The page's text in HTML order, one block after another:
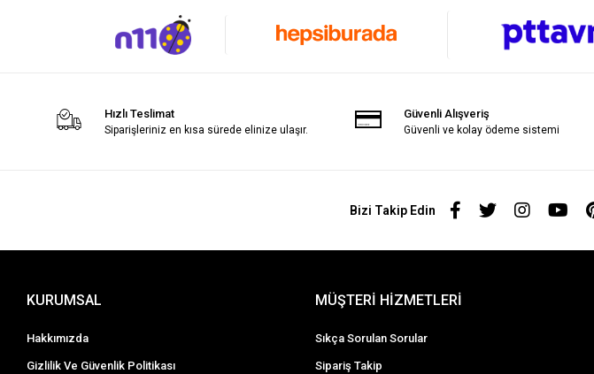
Hızlı Teslimat
Siparişleriniz en kısa sürede elinize ulaşır.
Güvenli Alışveriş
Güvenli ve kolay ödeme sistemi
Bizi Takip Edin
KURUMSAL
Hakkımızda
Gizlilik Ve Güvenlik Politikası
MÜŞTERİ HİZMETLERİ
Sıkça Sorulan Sorular
Sipariş Takip